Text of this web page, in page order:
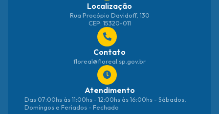
Localização
Rua Procópio Davidoff, 130
CEP: 15320-011
Contato
floreal@floreal.sp.gov.br
Atendimento
Das 07:00hs às 11:00hs - 12:00hs às 16:00hs - Sábados,
Domingos e Feriados - Fechado